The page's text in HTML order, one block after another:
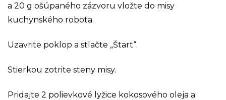
a 20 g ošúpaného zázvoru vložte do misy
kuchynského robota.
Uzavrite poklop a stlačte „Štart“.
Stierkou zotrite steny misy.
Pridajte 2 polievkové lyžice kokosového oleja a